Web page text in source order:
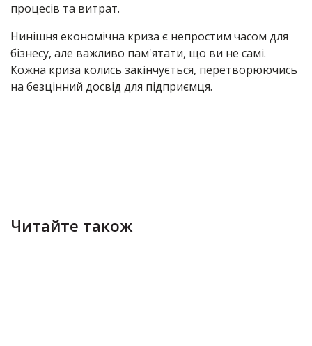
процесів та витрат.
Нинішня економічна криза є непростим часом для
бізнесу, але важливо пам'ятати, що ви не самі.
Кожна криза колись закінчується, перетворюючись
на безцінний досвід для підприємця.
Читайте також